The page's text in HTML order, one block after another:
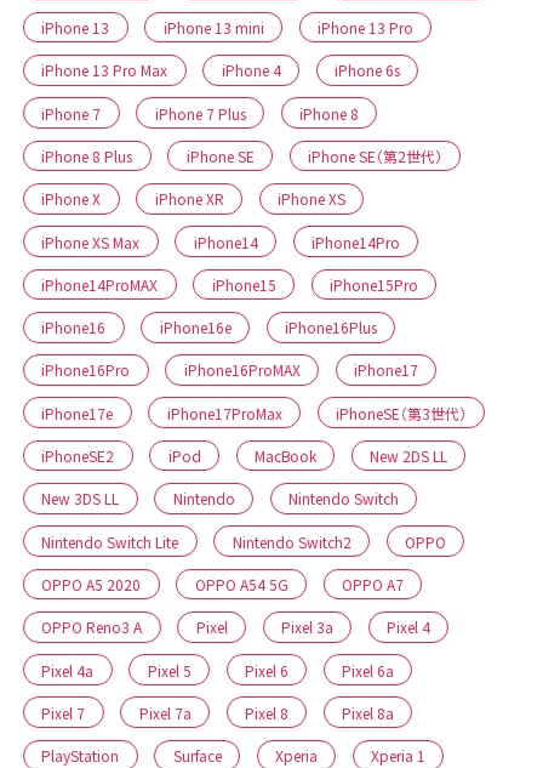
iPhone 13 iPhone 13 mini iPhone 13 Pro
iPhone 13 Pro Max iPhone 4 iPhone 6s
iPhone 7 iPhone 7 Plus iPhone 8
iPhone 8 Plus iPhone SE iPhone SE（第2世代）
iPhone X iPhone XR iPhone XS
iPhone XS Max iPhone14 iPhone14Pro
iPhone14ProMAX iPhone15 iPhone15Pro
iPhone16 iPhone16e iPhone16Plus
iPhone16Pro iPhone16ProMAX iPhone17
iPhone17e iPhone17ProMax iPhoneSE（第3世代）
iPhoneSE2 iPod MacBook New 2DS LL
New 3DS LL Nintendo Nintendo Switch
Nintendo Switch Lite Nintendo Switch2 OPPO
OPPO A5 2020 OPPO A54 5G OPPO A7
OPPO Reno3 A Pixel Pixel 3a Pixel 4
Pixel 4a Pixel 5 Pixel 6 Pixel 6a
Pixel 7 Pixel 7a Pixel 8 Pixel 8a
PlayStation Surface Xperia Xperia 1